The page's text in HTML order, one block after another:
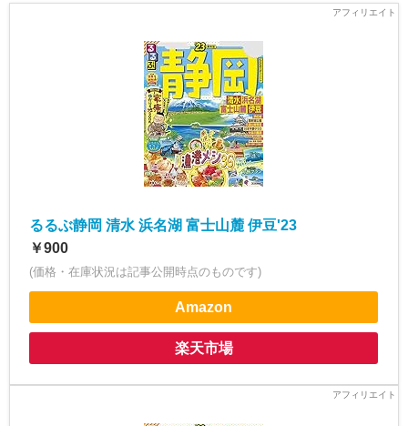
るるぶ静岡 清水 浜名湖 富士山麓 伊豆'23
￥900
(価格・在庫状況は記事公開時点のものです)
Amazon
楽天市場